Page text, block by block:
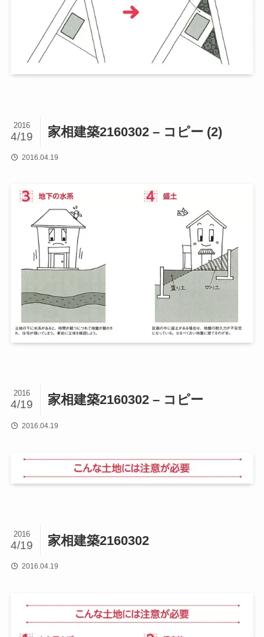
家相建築2160302 – コピー (2)
2016
4/19
2016.04.19
家相建築2160302 – コピー
2016
4/19
2016.04.19
家相建築2160302
2016
4/19
2016.04.19